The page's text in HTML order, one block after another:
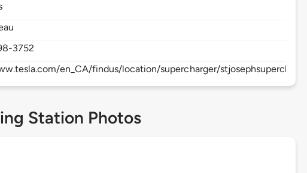
3752
en_CA/findus/location/supercharger/stjosephsupercharger
Station Photos